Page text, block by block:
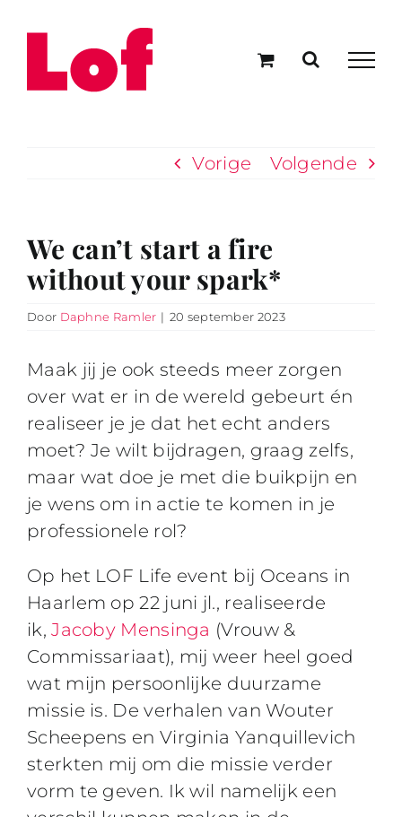
naar
inhoud
Vorige Volgende
We can’t start a fire
without your spark*
Door Daphne Ramler | 20 september 2023
Maak jij je ook steeds meer zorgen
over wat er in de wereld gebeurt én
realiseer je je dat het echt anders
moet? Je wilt bijdragen, graag zelfs,
maar wat doe je met die buikpijn en
je wens om in actie te komen in je
professionele rol?
Op het LOF Life event bij Oceans in
Haarlem op 22 juni jl., realiseerde
ik,Jacoby Mensinga (Vrouw &
Commissariaat), mij weer heel goed
wat mijn persoonlijke duurzame
missie is. De verhalen van Wouter
Scheepens en Virginia Yanquillevich
sterkten mij om die missie verder
vorm te geven. Ik wil namelijk een